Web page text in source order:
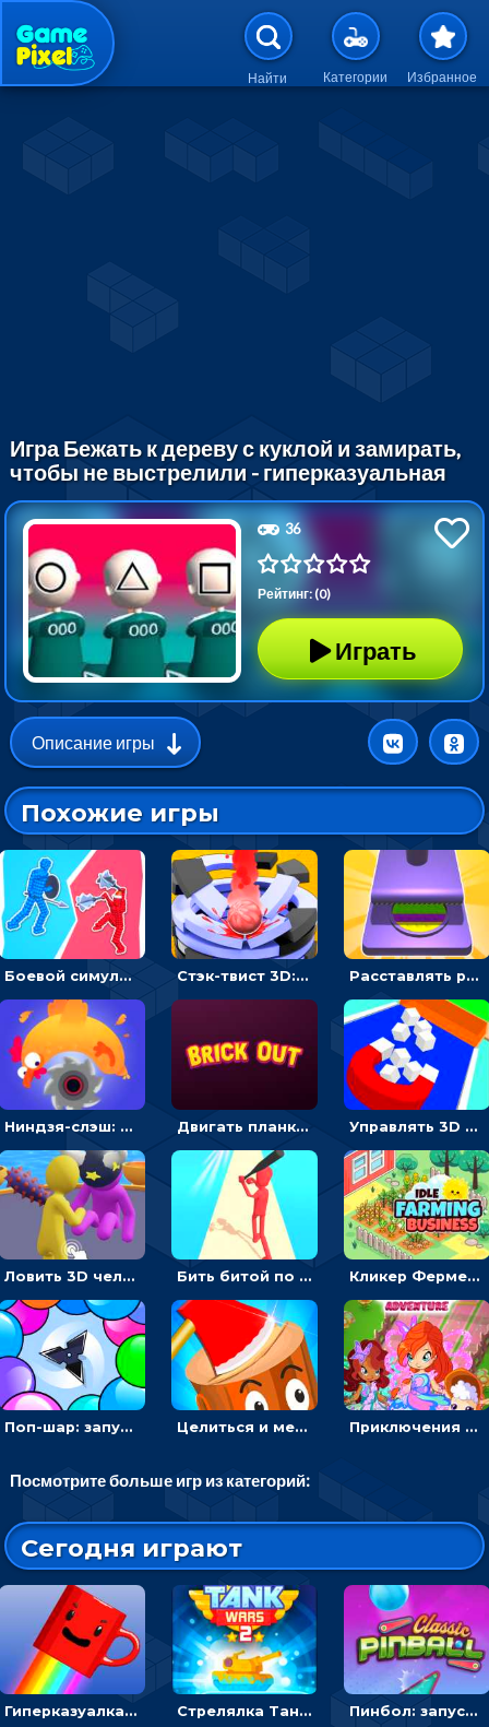
Перейти к основному
Найти Категории Избранное
Игра Бежать к дереву с куклой и замирать,
чтобы не выстрелили - гиперказуальная
36
Рейтинг: (0)
Играть
Описание игры
Похожие игры
Боевой симулятор 3D: повтори позу рыцаря и победи врага Стэк-твист 3D: тапай по шарику, чтобы разбивать платформы Расставлять резиновые кубики, чтобы делать поп-ит - гиперказуальные
Ниндзя-слэш: запускай оружие по целям и становись мастером сюрикенов Двигать планку и бить шариком по цветным блокам - гиперказуальная Управлять 3D магнитом, чтобы собирать фигуры и сбрасывать в пропасть
Ловить 3D человечком своего цвета и собирать драгоценности - гиперказуалка Бить битой по шарику, чтобы сбивать кубики с буквами на пути к финишу - 3D Кликер Фермерский бизнес: расти овощи, чтобы богатеть
Поп-шар: запускать колючку, чтобы лопать воздушные шарики Целиться и метать топор в 3D мишени Приключения Клуба Винкс: менять дорожки, чтобы собирать кристаллы
Посмотрите больше игр из категорий:
Сегодня играют
Гиперказуалка Летающая чашка кофе: двигаться и собирать кубики сахара Стрелялка Танковые войны: бить по танку врага, чтобы уничтожить зло Пинбол: запускать шарик, чтобы выбивать очки